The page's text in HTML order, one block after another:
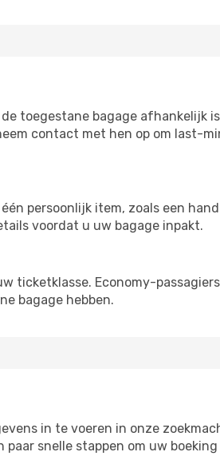
toegestane bagage afhankelijk
contact met hen op om last-
persoonlijk item, zoals een
voordat u uw bagage inpakt.
ticketklasse. Economy-
bagage hebben.
in te voeren in onze
snelle stappen om uw